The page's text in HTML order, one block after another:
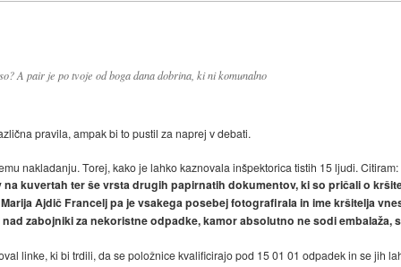
A pair je po tvoje od boga dana dobrina, ki ni komunalno
pravila, ampak bi to pustil za naprej v debati.
nakladanju. Torej, kako je lahko kaznovala inšpektorica tistih 15 ljudi. Citiram:
kuvertah ter še vrsta drugih papirnatih dokumentov, ki so pričali o
Ajdič Francelj pa je vsakega posebej fotografirala in ime kršitelja
zabojniki za nekoristne odpadke, kamor absolutno ne sodi embalaža,
linke, ki bi trdili, da se položnice kvalificirajo pod 15 01 01 odpadek in se jih